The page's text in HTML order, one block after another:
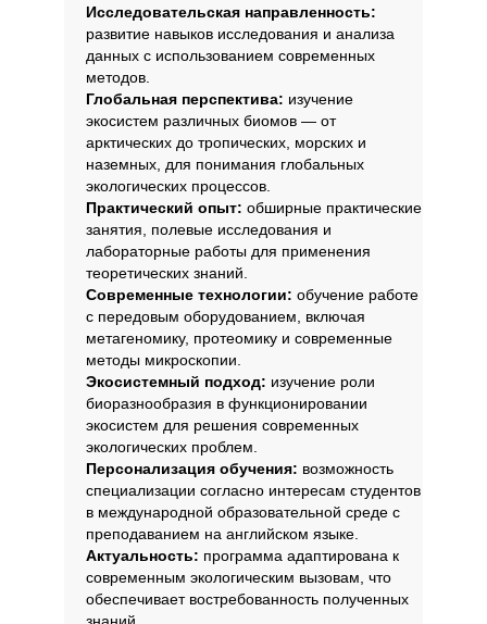
Исследовательская направленность:
развитие навыков исследования и анализа
данных с использованием современных
методов.
Глобальная перспектива: изучение
экосистем различных биомов — от
арктических до тропических, морских и
наземных, для понимания глобальных
экологических процессов.
Практический опыт: обширные практические
занятия, полевые исследования и
лабораторные работы для применения
теоретических знаний.
Современные технологии: обучение работе
с передовым оборудованием, включая
метагеномику, протеомику и современные
методы микроскопии.
Экосистемный подход: изучение роли
биоразнообразия в функционировании
экосистем для решения современных
экологических проблем.
Персонализация обучения: возможность
специализации согласно интересам студентов
в международной образовательной среде с
преподаванием на английском языке.
Актуальность: программа адаптирована к
современным экологическим вызовам, что
обеспечивает востребованность полученных